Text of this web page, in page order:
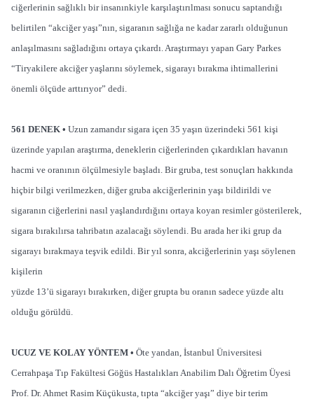
ciğerlerinin sağlıklı bir insanınkiyle karşılaştırılması sonucu saptandığı
belirtilen “akciğer yaşı”nın, sigaranın sağlığa ne kadar zararlı olduğunun
anlaşılmasını sağladığını ortaya çıkardı. Araştırmayı yapan Gary Parkes
“Tiryakilere akciğer yaşlarını söylemek, sigarayı bırakma ihtimallerini
önemli ölçüde arttırıyor” dedi.
561 DENEK • Uzun zamandır sigara içen 35 yaşın üzerindeki 561 kişi
üzerinde yapılan araştırma, deneklerin ciğerlerinden çıkardıkları havanın
hacmi ve oranının ölçülmesiyle başladı. Bir gruba, test sonuçları hakkında
hiçbir bilgi verilmezken, diğer gruba akciğerlerinin yaşı bildirildi ve
sigaranın ciğerlerini nasıl yaşlandırdığını ortaya koyan resimler gösterilerek,
sigara bırakılırsa tahribatın azalacağı söylendi. Bu arada her iki grup da
sigarayı bırakmaya teşvik edildi. Bir yıl sonra, akciğerlerinin yaşı söylenen
kişilerin
yüzde 13’ü sigarayı bırakırken, diğer grupta bu oranın sadece yüzde altı
olduğu görüldü.
UCUZ VE KOLAY YÖNTEM • Öte yandan, İstanbul Üniversitesi
Cerrahpaşa Tıp Fakültesi Göğüs Hastalıkları Anabilim Dalı Öğretim Üyesi
Prof. Dr. Ahmet Rasim Küçükusta, tıpta “akciğer yaşı” diye bir terim